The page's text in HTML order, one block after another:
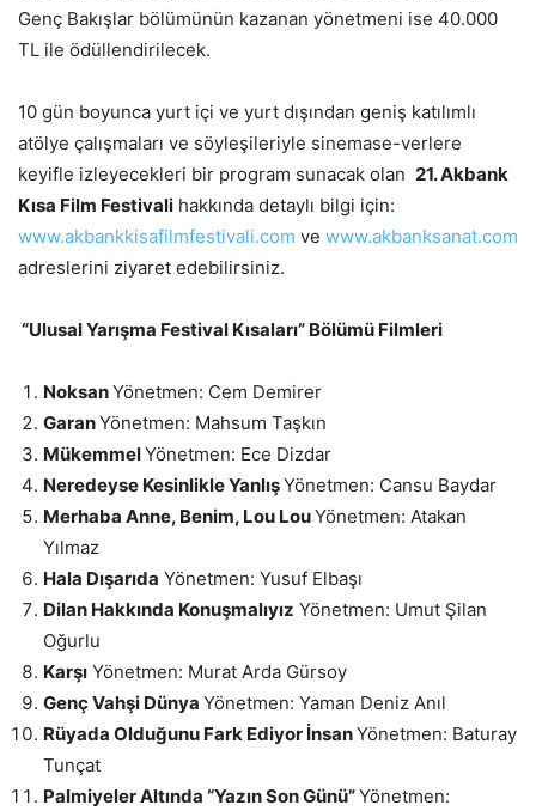
Genç Bakışlar bölümünün kazanan yönetmeni ise 40.000
TL ile ödüllendirilecek.
10 gün boyunca yurt içi ve yurt dışından geniş katılımlı
atölye çalışmaları ve söyleşileriyle sinemase-verlere
keyifle izleyecekleri bir program sunacak olan 21. Akbank
Kısa Film Festivali hakkında detaylı bilgi için:
www.akbankkisafilmfestivali.com ve www.akbanksanat.com
adreslerini ziyaret edebilirsiniz.
“Ulusal Yarışma Festival Kısaları” Bölümü Filmleri
NoksanYönetmen: Cem Demirer
GaranYönetmen: Mahsum Taşkın
MükemmelYönetmen: Ece Dizdar
Neredeyse Kesinlikle YanlışYönetmen: Cansu Baydar
Merhaba Anne, Benim, Lou LouYönetmen: Atakan
Yılmaz
Hala Dışarıda Yönetmen: Yusuf Elbaşı
Dilan Hakkında Konuşmalıyız Yönetmen: Umut Şilan
Oğurlu
Karşı Yönetmen: Murat Arda Gürsoy
Genç Vahşi Dünya Yönetmen: Yaman Deniz Anıl
Rüyada Olduğunu Fark Ediyor İnsanYönetmen: Baturay
Tunçat
Palmiyeler Altında “Yazın Son Günü”Yönetmen: